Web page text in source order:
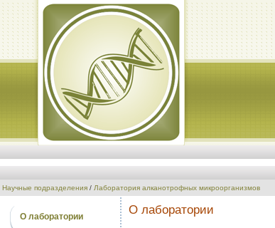
Научные подразделения / Лаборатория алканотрофных микроорганизмов
О лаборатории
О лаборатории